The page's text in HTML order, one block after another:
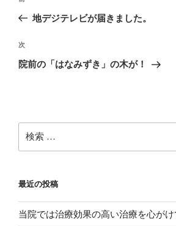
ビ
ゲ
ン
去
投
稿
地デジテレビが届きました。
次
の
次
院前の「はなみずき」の木が！
索:
最近の投稿
当院では治療効果の高い治療を心が